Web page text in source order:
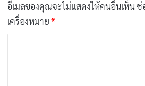
คอมพิวเตอร์ สุดล้ำ
โปรแกรม ฉับไว
อีเมลของคุณจะไม่แสดงให้คนอื่นเห็นช่
เครื่องหมาย *